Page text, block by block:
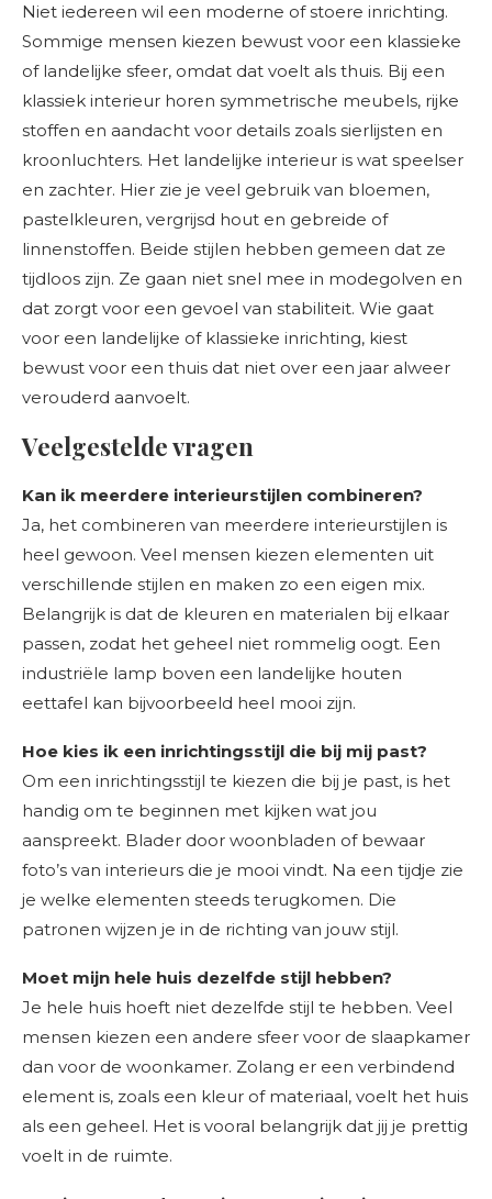
Niet iedereen wil een moderne of stoere inrichting.
Sommige mensen kiezen bewust voor een klassieke
of landelijke sfeer, omdat dat voelt als thuis. Bij een
klassiek interieur horen symmetrische meubels, rijke
stoffen en aandacht voor details zoals sierlijsten en
kroonluchters. Het landelijke interieur is wat speelser
en zachter. Hier zie je veel gebruik van bloemen,
pastelkleuren, vergrijsd hout en gebreide of
linnenstoffen. Beide stijlen hebben gemeen dat ze
tijdloos zijn. Ze gaan niet snel mee in modegolven en
dat zorgt voor een gevoel van stabiliteit. Wie gaat
voor een landelijke of klassieke inrichting, kiest
bewust voor een thuis dat niet over een jaar alweer
verouderd aanvoelt.
Veelgestelde vragen
Kan ik meerdere interieurstijlen combineren?
Ja, het combineren van meerdere interieurstijlen is
heel gewoon. Veel mensen kiezen elementen uit
verschillende stijlen en maken zo een eigen mix.
Belangrijk is dat de kleuren en materialen bij elkaar
passen, zodat het geheel niet rommelig oogt. Een
industriële lamp boven een landelijke houten
eettafel kan bijvoorbeeld heel mooi zijn.
Hoe kies ik een inrichtingsstijl die bij mij past?
Om een inrichtingsstijl te kiezen die bij je past, is het
handig om te beginnen met kijken wat jou
aanspreekt. Blader door woonbladen of bewaar
foto’s van interieurs die je mooi vindt. Na een tijdje zie
je welke elementen steeds terugkomen. Die
patronen wijzen je in de richting van jouw stijl.
Moet mijn hele huis dezelfde stijl hebben?
Je hele huis hoeft niet dezelfde stijl te hebben. Veel
mensen kiezen een andere sfeer voor de slaapkamer
dan voor de woonkamer. Zolang er een verbindend
element is, zoals een kleur of materiaal, voelt het huis
als een geheel. Het is vooral belangrijk dat jij je prettig
voelt in de ruimte.